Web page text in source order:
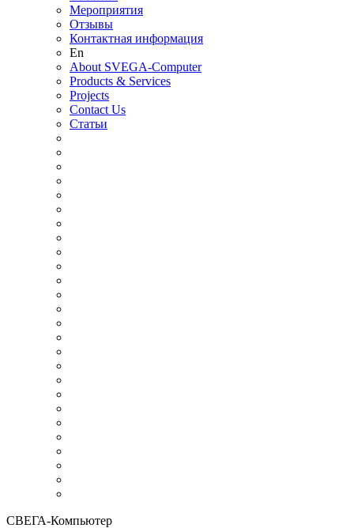
Мероприятия
Отзывы
Контактная информация
En
About SVEGA-Computer
Products & Services
Projects
Contact Us
Статьи
СВЕГА-Компьютер